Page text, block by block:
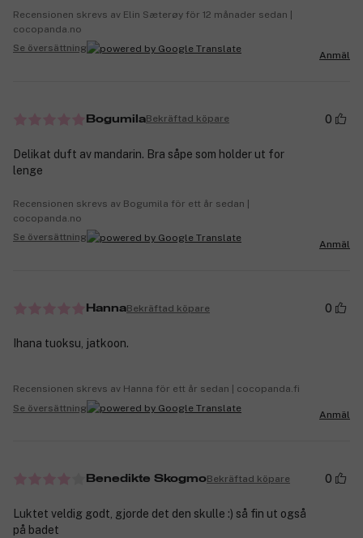
Recensionen skrevs av Elin Sæterøy för 12 månader sedan |
cocopanda.no
Se översättning
Anmäl
BogumilaBekräftad köpare 0
Delikat duft av mandarin. Bra såpe som holder ut for
lenge
Recensionen skrevs av Bogumila för ett år sedan |
cocopanda.no
Se översättning
Anmäl
HannaBekräftad köpare 0
Ihana tuoksu, jatkoon.
Recensionen skrevs av Hanna för ett år sedan | cocopanda.fi
Se översättning
Anmäl
Benedikte SkogmoBekräftad köpare 0
Luktet veldig godt, gjorde det den skulle :) så fin ut også
på badet